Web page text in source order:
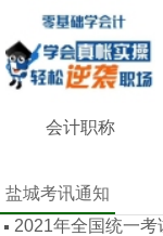
会计职称
盐城考讯通知
2021年全国统一